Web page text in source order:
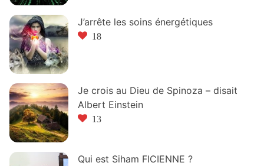
J’arrête les soins énergétiques
18
Je crois au Dieu de Spinoza – disait
Albert Einstein
13
Qui est Siham FICIENNE ?